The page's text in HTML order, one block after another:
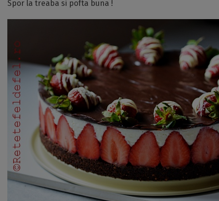
Spor la treaba si pofta buna !